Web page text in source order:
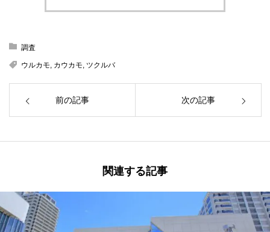
調査
ウルカモ, カウカモ, ツクルバ
前の記事 次の記事
関連する記事